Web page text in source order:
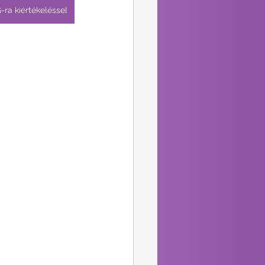
ra kiértékeléssel